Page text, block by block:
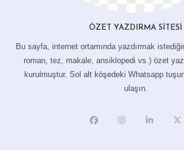
ÖZET YAZDIRMA SITESI
Bu sayfa, internet ortamında yazdırmak
roman, tez, makale, ansiklopedi vs.) özet
kurulmuştur. Sol alt köşedeki Whatsapp
ulaşın.